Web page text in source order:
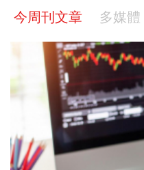
今周刊文章 多媒體